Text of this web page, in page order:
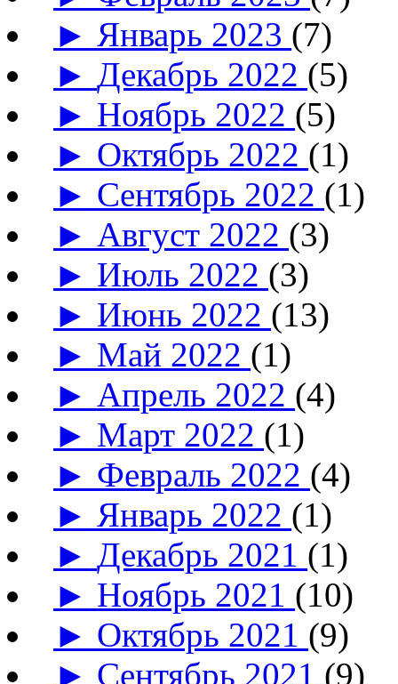
► Январь 2023 (7)
►Декабрь 2022 (5)
► Ноябрь 2022 (5)
► Октябрь 2022 (1)
► Сентябрь 2022 (1)
► Август 2022 (3)
► Июль 2022 (3)
► Июнь 2022 (13)
► Май 2022 (1)
► Апрель 2022 (4)
► Март 2022 (1)
► Февраль 2022 (4)
► Январь 2022 (1)
►Декабрь 2021 (1)
► Ноябрь 2021 (10)
► Октябрь 2021 (9)
► Сентябрь 2021 (9)